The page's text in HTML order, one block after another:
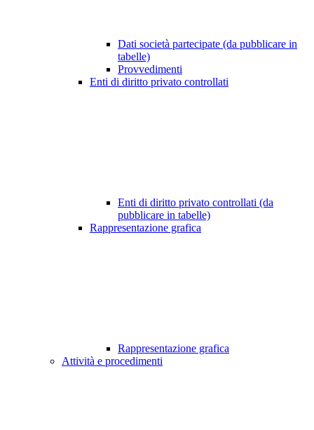
Dati società partecipate (da pubblicare in
tabelle)
Provvedimenti
Enti di diritto privato controllati
Enti di diritto privato controllati (da
pubblicare in tabelle)
Rappresentazione grafica
Rappresentazione grafica
Attività e procedimenti